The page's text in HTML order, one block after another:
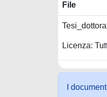
File
Licenza:
I